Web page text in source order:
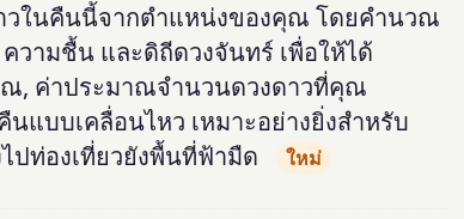
วในคืนนี้จากตำแหน่งของคุณ โดยคำนวณ
วามชื้น และดิถีดวงจันทร์ เพื่อให้ได้
ณ, ค่าประมาณจำนวนดวงดาวที่คุณ
แบบเคลื่อนไหว เหมาะอย่างยิ่งสำหรับ
ปท่องเที่ยวยังพื้นที่ฟ้ามืด
ใหม่